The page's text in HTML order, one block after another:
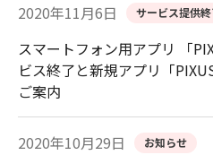
2020年11月6日 サービス提供終
スマートフォン用アプリ 「
ビス終了と新規アプリ「
ご案内
2020年10月29日 お知らせ